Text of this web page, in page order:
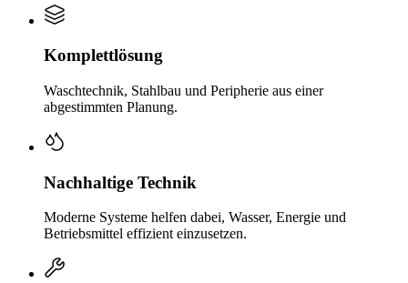
Komplettlösung
Waschtechnik, Stahlbau und Peripherie aus einer
abgestimmten Planung.
Nachhaltige Technik
Moderne Systeme helfen dabei, Wasser, Energie und
Betriebsmittel effizient einzusetzen.